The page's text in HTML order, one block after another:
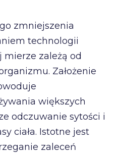
zmniejszenia
technologii
mierze zależą od
Założenie
większych
odczuwanie sytości i
ciała. Istotne jest
zaleceń